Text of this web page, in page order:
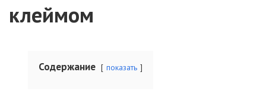
клеймом
Содержание показать